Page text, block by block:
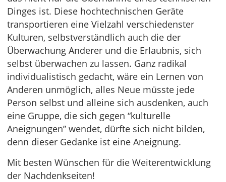
Dinges ist. Diese hochtechnischen Geräte
transportieren eine Vielzahl verschiedenster
Kulturen, selbstverständlich auch die der
Überwachung Anderer und die Erlaubnis, sich
selbst überwachen zu lassen. Ganz radikal
individualistisch gedacht, wäre ein Lernen von
Anderen unmöglich, alles Neue müsste jede
Person selbst und alleine sich ausdenken, auch
eine Gruppe, die sich gegen “kulturelle
Aneignungen” wendet, dürfte sich nicht bilden,
denn dieser Gedanke ist eine Aneignung.
Mit besten Wünschen für die Weiterentwicklung
der Nachdenkseiten!